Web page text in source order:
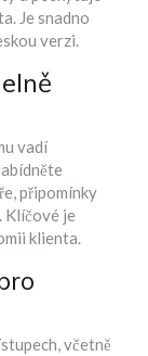
Je snadno
verzi.
vadí
připomínky
Klíčové je
klienta.
včetně